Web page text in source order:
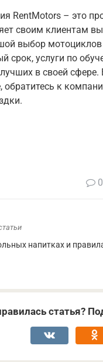
RentMotors – это
своим клиентам
выбор
срок, услуги по
в своей
обратитесь к
0
напитках и
статья?